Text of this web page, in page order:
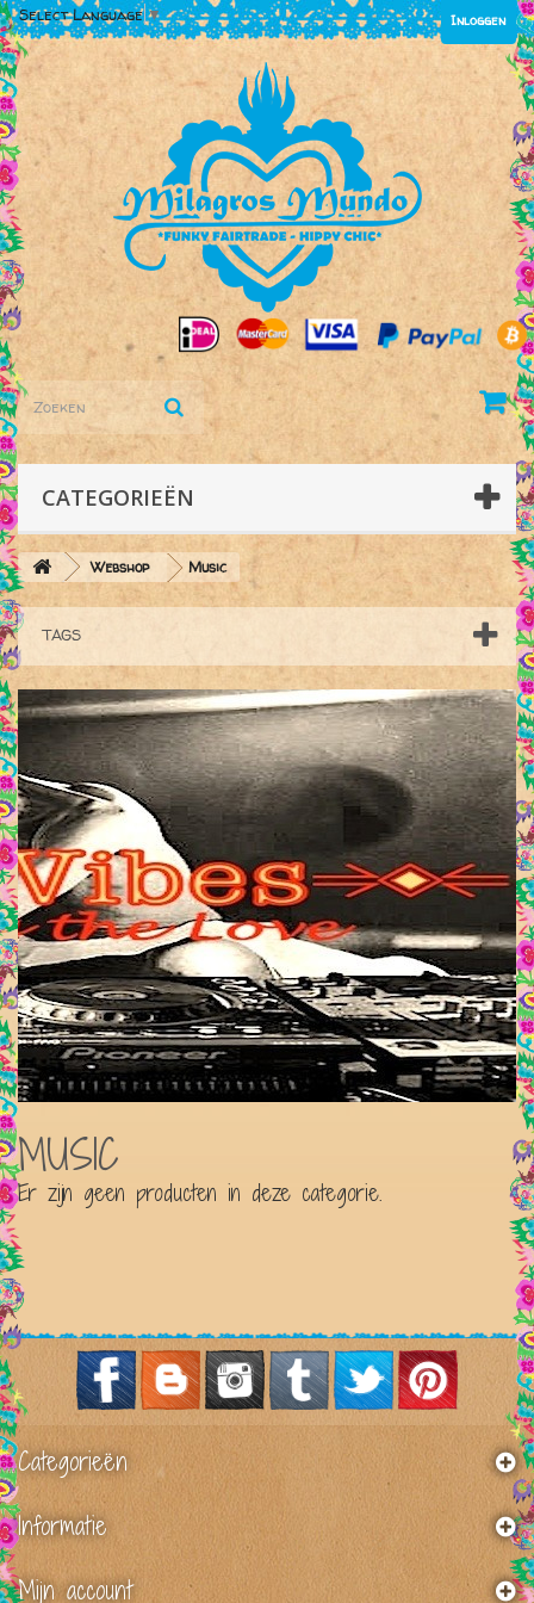
Inloggen
Select Language ▼
CATEGORIEËN
Webshop Music
TAGS
MUSIC
Er zijn geen producten in deze categorie.
Categorieën
Informatie
Mijn account